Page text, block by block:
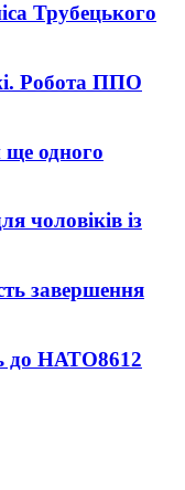
Трубецького
Робота ППО
одного
чоловіків із
завершення
до НАТО8612